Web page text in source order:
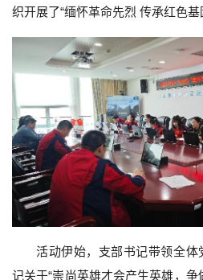
织开展了“缅怀革命先烈 传承红色基
活动伊始，支部书记带领全
记关于“崇尚英雄才会产生英雄，